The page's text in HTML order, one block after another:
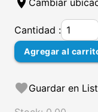
Cambiar
Cantidad :
Agregar al
favoriteGuardar en